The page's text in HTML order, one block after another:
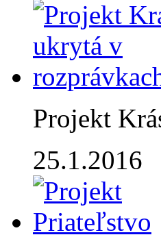
Projekt
25.1.2016